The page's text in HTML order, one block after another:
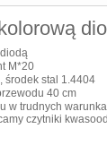
M*20
środek stal 1.4404
40 cm
w trudnych
czytniki